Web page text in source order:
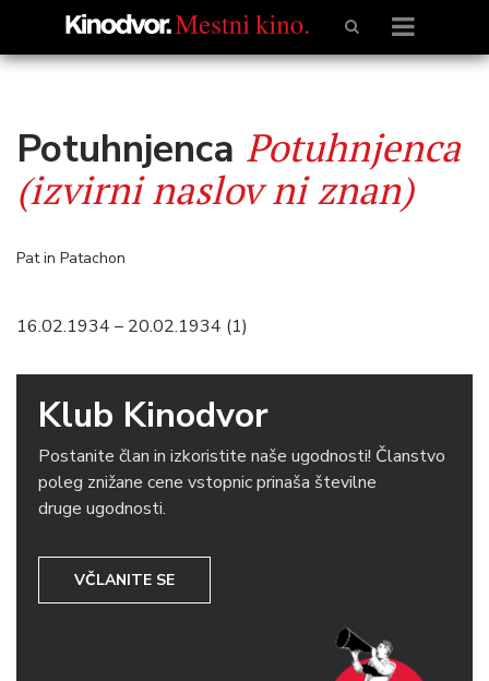
Potuhnjenca Potuhnjenca
(izvirni naslov ni znan)
Pat in Patachon
16.02.1934 – 20.02.1934 (1)
Klub Kinodvor
Postanite član in izkoristite naše ugodnosti! Članstvo
poleg znižane cene vstopnic prinaša številne
druge ugodnosti.
VČLANITE SE